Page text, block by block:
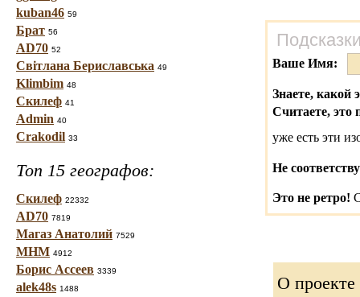
kuban46 59
Брат 56
AD70 52
Світлана Бериславська 49
Klimbim 48
Скилеф 41
Admin 40
Crakodil 33
Топ 15 географов:
Скилеф 22332
AD70 7819
Магаз Анатолий 7529
МНМ 4912
Борис Ассеев 3339
alek48s 1488
Ваше Имя:
Знаете, какой
Считаете, это
уже есть эти
Не
Это не ретро!
О проекте